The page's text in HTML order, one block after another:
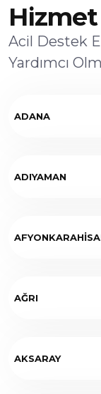
Acil Destek
Yardımcı
ADANA
ADIYAMAN
AĞRI
AKSARAY